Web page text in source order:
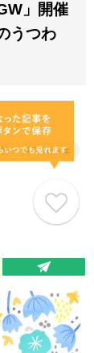
」開催
うつわ
マルシェ